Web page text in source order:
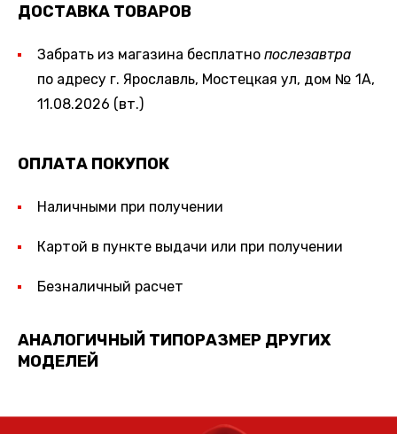
ДОСТАВКА ТОВАРОВ
Забрать из магазина бесплатно послезавтра
по адресу г. Ярославль, Мостецкая ул, дом № 1А,
11.08.2026 (вт.)
ОПЛАТА ПОКУПОК
Наличными при получении
Картой в пункте выдачи или при получении
Безналичный расчет
АНАЛОГИЧНЫЙ ТИПОРАЗМЕР ДРУГИХ
МОДЕЛЕЙ